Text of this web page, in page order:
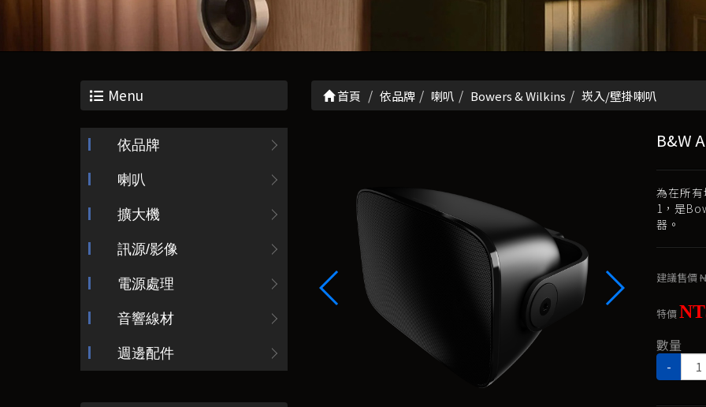
Menu
依品牌
喇叭
擴大機
訊源/影像
電源處理
音響線材
週邊配件
首頁 依品牌 喇叭 Bowers & Wilkins 崁入/壁掛喇叭
B&W
為在所
1，是
器。
建議售價
特價
數量
-